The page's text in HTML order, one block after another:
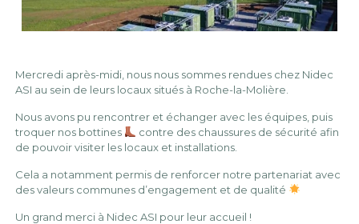
Mercredi après-midi, nous nous sommes rendues chez Nidec
ASI au sein de leurs locaux situés à Roche-la-Molière.
Nous avons pu rencontrer et échanger avec les équipes, puis
troquer nos bottines
contre des chaussures de sécurité afin
de pouvoir visiter les locaux et installations.
Cela a notamment permis de renforcer notre partenariat avec
des valeurs communes d’engagement et de qualité
Un grand merci à Nidec ASI pour leur accueil !